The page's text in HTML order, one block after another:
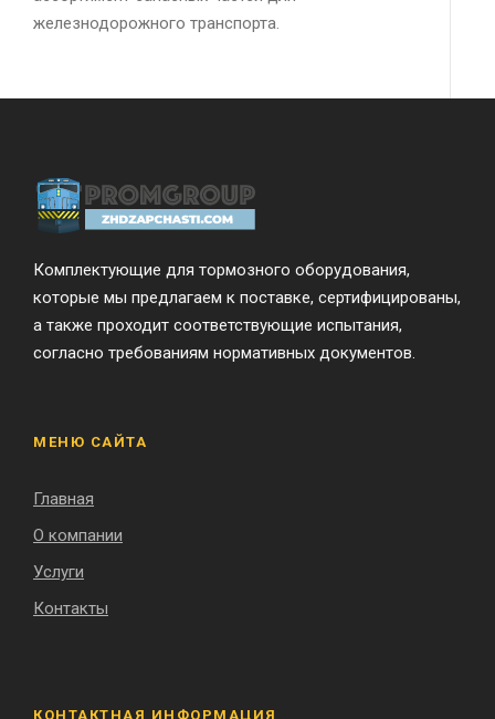
железнодорожного транспорта.
Комплектующие для тормозного оборудования,
которые мы предлагаем к поставке, сертифицированы,
а также проходит соответствующие испытания,
согласно требованиям нормативных документов.
МЕНЮ САЙТА
Главная
О компании
Услуги
Контакты
КОНТАКТНАЯ ИНФОРМАЦИЯ